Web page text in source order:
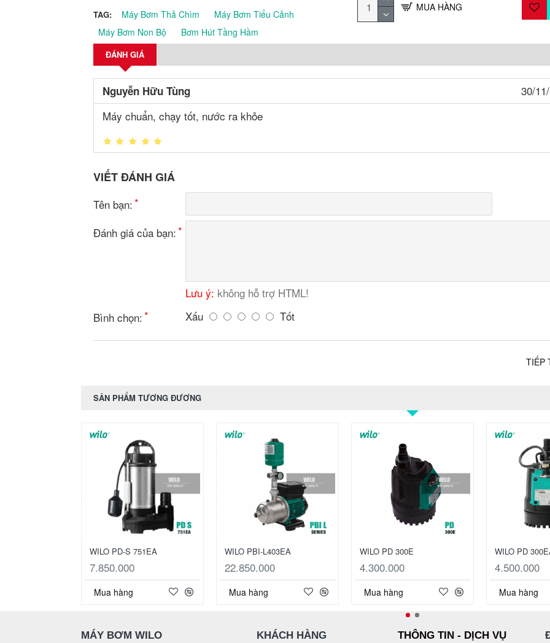
TAG: Máy Bơm Thả Chìm
Máy Bơm Tiểu Cảnh
Máy Bơm Non Bộ
Bơm Hút Tầng Hầm
MUA HÀNG
ĐÁNH GIÁ
Nguyễn Hữu Tùng
30/
Máy chuẩn, chạy tốt, nước ra khỏe
VIẾT ĐÁNH GIÁ
Tên bạn:
Đánh giá của bạn:
Lưu ý: không hỗ trợ HTML!
Bình chọn:
Xấu Tốt
TIẾP
SẢN PHẨM TƯƠNG ĐƯƠNG
WILO PD-S 751EA
7.850.000
Mua hàng
WILO PBI-L403EA
22.850.000
Mua hàng
WILO PD 300E
4.300.000
Mua hàng
WILO PD
4.500.000
Mua hàng
MÁY BƠM WILO KHÁCH HÀNG THÔNG TIN - DỊCH VỤ